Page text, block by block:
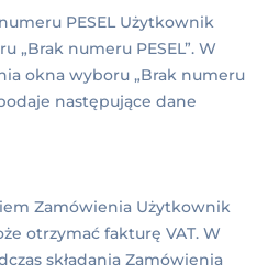
PESEL Użytkownik
„Brak numeru PESEL”. W
okna wyboru „Brak numeru
następujące dane
Zamówienia Użytkownik
otrzymać fakturę VAT. W
składania Zamówienia